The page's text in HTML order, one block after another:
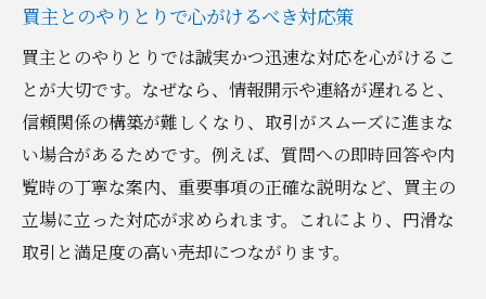
買主とのやりとりで心がけるべき対応策
買主とのやりとりでは誠実かつ迅速な対応を心がけるこ
とが大切です。なぜなら、情報開示や連絡が遅れると、
信頼関係の構築が難しくなり、取引がスムーズに進まな
い場合があるためです。例えば、質問への即時回答や内
覧時の丁寧な案内、重要事項の正確な説明など、買主の
立場に立った対応が求められます。これにより、円滑な
取引と満足度の高い売却につながります。